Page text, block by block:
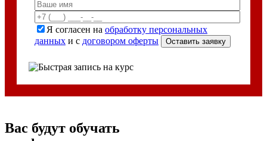
Я согласен на обработку персональных
данных и с договором оферты
Вас будут обучать